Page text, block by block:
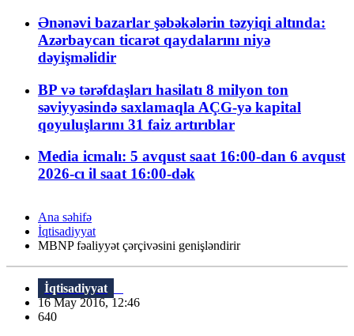
Ənənəvi bazarlar şəbəkələrin təzyiqi altında:
Azərbaycan ticarət qaydalarını niyə
dəyişməlidir
BP və tərəfdaşları hasilatı 8 milyon ton
səviyyəsində saxlamaqla AÇG-yə kapital
qoyuluşlarını 31 faiz artırıblar
Media icmalı: 5 avqust saat 16:00-dan 6 avqust
2026-cı il saat 16:00-dək
Ana səhifə
İqtisadiyyat
MBNP fəaliyyət çərçivəsini genişləndirir
İqtisadiyyat
16 May 2016, 12:46
640